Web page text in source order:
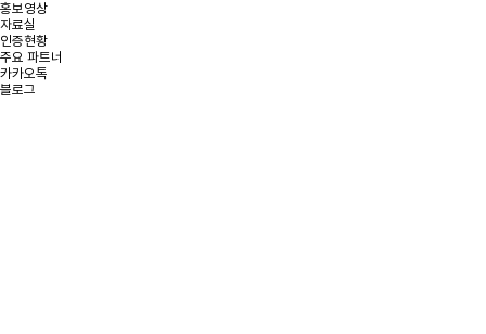
홍보영상
자료실
인증현황
주요 파트너
카카오톡
블로그